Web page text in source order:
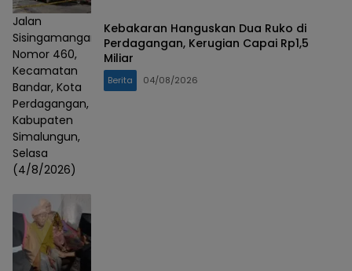
Jalan
Sisingamangaraja
Nomor 460,
Kecamatan
Bandar, Kota
Perdagangan,
Kabupaten
Simalungun,
Selasa
(4/8/2026)
Kebakaran Hanguskan Dua Ruko di
Perdagangan, Kerugian Capai Rp1,5
Miliar
Berita 04/08/2026